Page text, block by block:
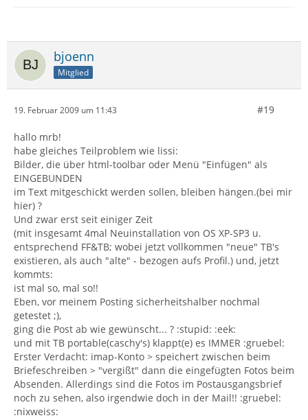
bjoenn
Mitglied
19. Februar 2009 um 11:43 #19
hallo mrb!
habe gleiches Teilproblem wie lissi:
Bilder, die über html-toolbar oder Menü "Einfügen" als
EINGEBUNDEN
im Text mitgeschickt werden sollen, bleiben hängen.(bei mir
hier) ?
Und zwar erst seit einiger Zeit
(mit insgesamt 4mal Neuinstallation von OS XP-SP3 u.
entsprechend FF&TB; wobei jetzt vollkommen "neue" TB's
existieren, als auch "alte" - bezogen aufs Profil.) und, jetzt
kommts:
ist mal so, mal so!!
Eben, vor meinem Posting sicherheitshalber nochmal
getestet ;),
ging die Post ab wie gewünscht... ? :stupid: :eek:
und mit TB portable(caschy's) klappt(e) es IMMER :gruebel:
Erster Verdacht: imap-Konto > speichert zwischen beim
Briefeschreiben > "vergißt" dann die eingefügten Fotos beim
Absenden. Allerdings sind die Fotos im Postausgangsbrief
noch zu sehen, also irgendwie doch in der Mail!! :gruebel:
:nixweiss: